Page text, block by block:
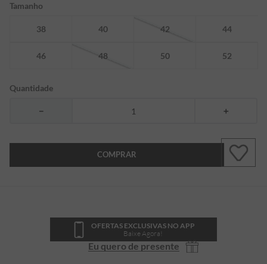
Tamanho
38 40 42 44
46 48 50 52
Quantidade
＋
－
COMPRAR
OFERTAS EXCLUSIVAS NO APP
Baixe Agora!
Eu quero de presente